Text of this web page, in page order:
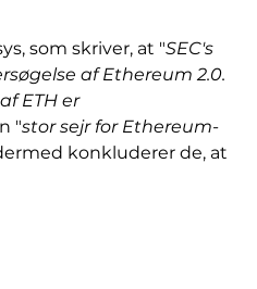
som skriver, at "SEC's
af Ethereum 2.0.
ETH er
"stor sejr for Ethereum-
konkluderer de, at